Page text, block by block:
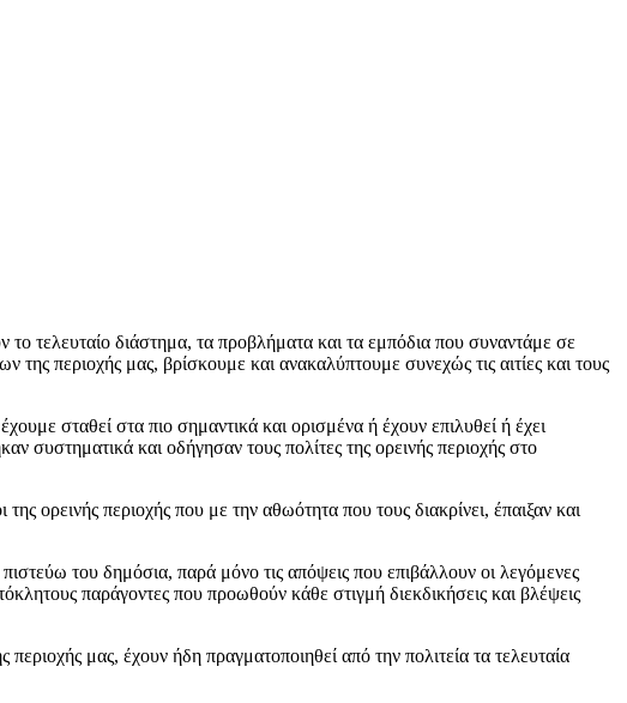
τελευταίο διάστημα, τα προβλήματα και τα εμπόδια που συναντάμε σε
περιοχής μας, βρίσκουμε και ανακαλύπτουμε συνεχώς τις αιτίες και τους
σταθεί στα πιο σημαντικά και ορισμένα ή έχουν επιλυθεί ή έχει
συστηματικά και οδήγησαν τους πολίτες της ορεινής περιοχής στο
ορεινής περιοχής που με την αθωότητα που τους διακρίνει, έπαιξαν και
του δημόσια, παρά μόνο τις απόψεις που επιβάλλουν οι λεγόμενες
παράγοντες που προωθούν κάθε στιγμή διεκδικήσεις και βλέψεις
μας, έχουν ήδη πραγματοποιηθεί από την πολιτεία τα τελευταία